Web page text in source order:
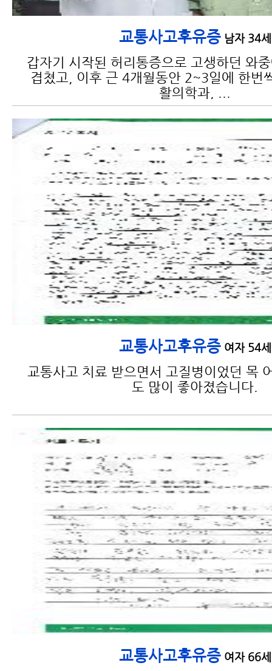
교통사고 검사 종류 및 검사 가
능 부위와 진단
교통사고 치료기간
교통사고후유증남자 34세
갑자기 시작된 허리통증으로 고생하던 와
겹쳤고, 이후 근 4개월동안 2~3일에 한번
활의학과, ...
교통사고후유증여자 54세
교통사고 치료 받으면서 고질병이었던 목
도 많이 좋아졌습니다.
교통사고후유증여자 66세